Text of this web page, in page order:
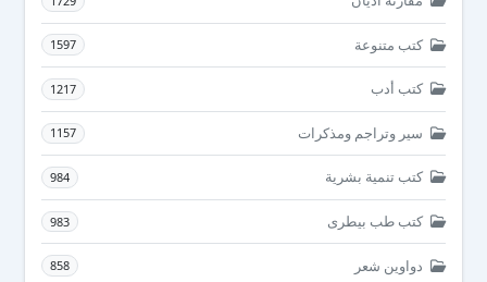
كتب متنوعة 1597
كتب أدب 1217
سير وتراجم ومذكرات 1157
كتب تنمية بشرية 984
كتب طب بيطرى 983
دواوين شعر 858